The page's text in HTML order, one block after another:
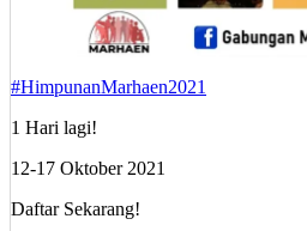
#HimpunanMarhaen2021
1 Hari lagi!
12-17 Oktober 2021
Daftar Sekarang!